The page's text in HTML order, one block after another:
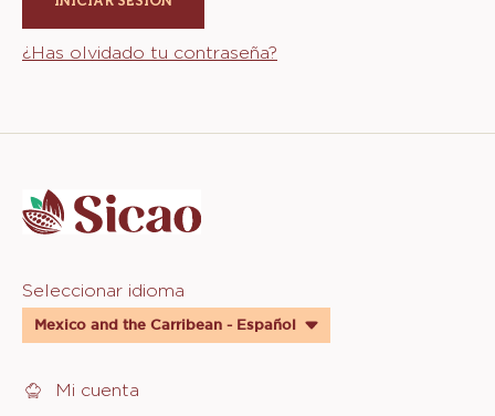
¿Has olvidado tu contraseña?
info
Website
quick
links
Seleccionar idioma
Mexico and the Carribean - Español
Mi cuenta